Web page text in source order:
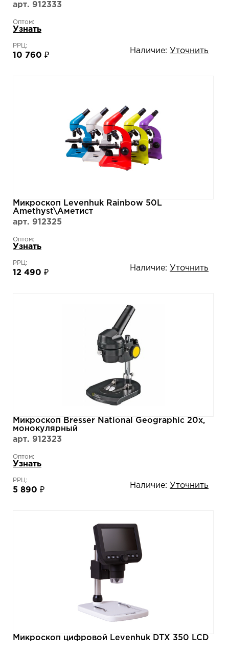
арт. 912333
Оптом:
Узнать
РРЦ:
10 760 ₽
Наличие: Уточнить
Микроскоп Levenhuk Rainbow 50L
Amethyst\Аметист
арт. 912325
Оптом:
Узнать
РРЦ:
12 490 ₽
Наличие: Уточнить
Микроскоп Bresser National Geographic 20x,
монокулярный
арт. 912323
Оптом:
Узнать
РРЦ:
5 890 ₽
Наличие: Уточнить
Микроскоп цифровой Levenhuk DTX 350 LCD